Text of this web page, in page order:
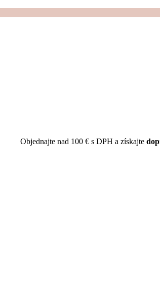
Objednajte nad 100 € s DPH a získajte